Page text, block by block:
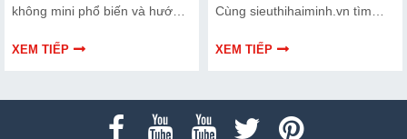
không mini phổ biến và hướng
chuẩn kỹ thuật ngay tại nhà.
XEM TIẾP
Cùng sieuthihaiminh.vn tìm
thông tin bài viết dưới đây nhé!
XEM TIẾP